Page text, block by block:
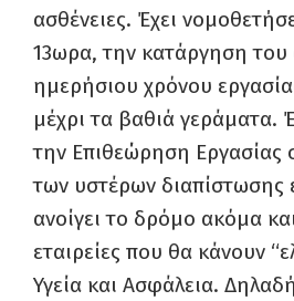
ασθένειες. Έχει
13ωρα, την κατάργηση του
ημερήσιου χρόνου
μέχρι τα βαθιά γεράματα.
την Επιθεώρηση Εργασίας
των υστέρων διαπίστωσης
ανοίγει το δρόμο ακόμα
εταιρείες που θα κάνουν
Υγεία και Ασφάλεια.